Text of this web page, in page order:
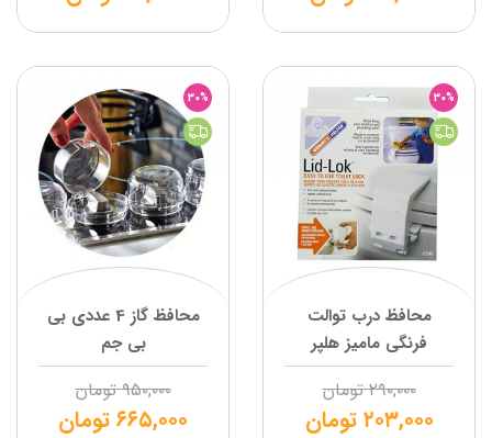
30%
محافظ درب توالت
فرنگی مامیز هلپر
۲۹۰,۰۰۰ تومان
۲۰۳,۰۰۰ تومان
30%
محافظ گاز 4 عددی بی
بی جم
۹۵۰,۰۰۰ تومان
۶۶۵,۰۰۰تومان